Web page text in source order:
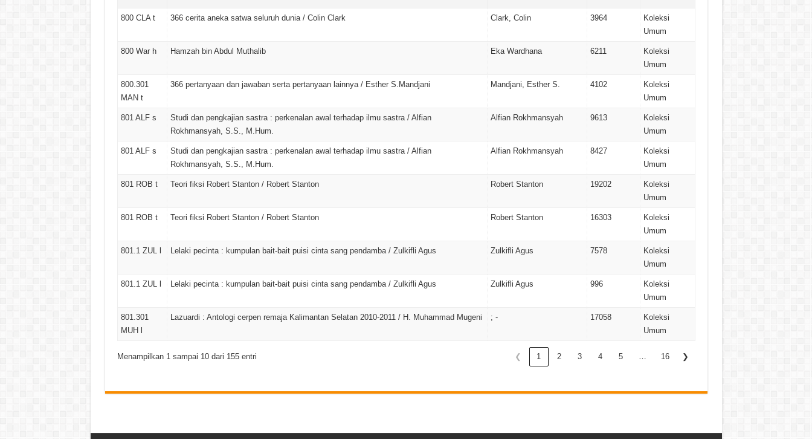
800 CLA t 366 cerita aneka satwa seluruh dunia / Colin Clark Clark, Colin 3964
Koleksi
Umum
800 War h Hamzah bin Abdul Muthalib Eka Wardhana 6211
Koleksi
Umum
800.301
MAN t
366 pertanyaan dan jawaban serta pertanyaan lainnya / Esther S.Mandjani Mandjani, Esther S. 4102
Koleksi
Umum
801 ALF s
Studi dan pengkajian sastra : perkenalan awal terhadap ilmu sastra / Alfian
Rokhmansyah, S.S., M.Hum.
Alfian Rokhmansyah 9613
Koleksi
Umum
801 ALF s
Studi dan pengkajian sastra : perkenalan awal terhadap ilmu sastra / Alfian
Rokhmansyah, S.S., M.Hum.
Alfian Rokhmansyah 8427
Koleksi
Umum
801 ROB t Teori fiksi Robert Stanton / Robert Stanton Robert Stanton 19202
Koleksi
Umum
801 ROB t Teori fiksi Robert Stanton / Robert Stanton Robert Stanton 16303
Koleksi
Umum
801.1 ZUL l Lelaki pecinta : kumpulan bait-bait puisi cinta sang pendamba / Zulkifli Agus Zulkifli Agus 7578
Koleksi
Umum
801.1 ZUL l Lelaki pecinta : kumpulan bait-bait puisi cinta sang pendamba / Zulkifli Agus Zulkifli Agus 996
Koleksi
Umum
801.301
MUH l
Lazuardi : Antologi cerpen remaja Kalimantan Selatan 2010-2011 / H. Muhammad Mugeni ; - 17058
Koleksi
Umum
Menampilkan 1 sampai 10 dari 155 entri ❮ 1 2 3 4 5 … 16 ❯